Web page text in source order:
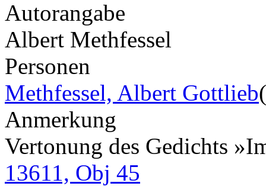
Autorangabe
Albert Methfessel
Personen
Methfessel, Albert Gottlieb
Anmerkung
Vertonung des Gedichts
13611, Obj 45